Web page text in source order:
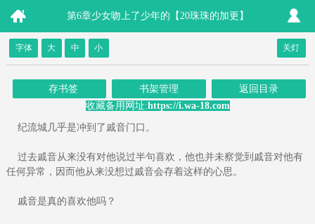
第6章少女吻上了少年的【20珠珠的加更】
字体 大 中 小 关灯
存书签 书架管理
返回目录
收藏备用网址:https://i.wa-18.com
纪流城几乎是冲到了戚音门口。
过去戚音从来没有对他说过半句喜欢，他也并未察觉到戚音对他有
任何异常，因而他从来没想过戚音会存着这样的心思。
戚音是真的喜欢他吗？